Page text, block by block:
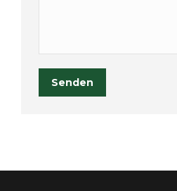
Senden